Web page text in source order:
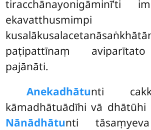
tiracchānayonigāminī’ti
ekavatthusmimpi
paṭipattīnaṃ
pajānāti.
Anekadhātunti
kāmadhātuādīhi vā dhātūhi
Nānādhātunti